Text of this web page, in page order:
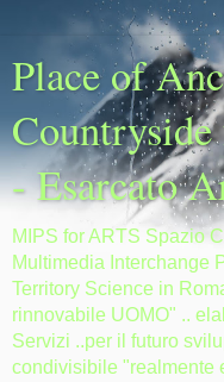
Place of
- Esarcato
MIPS for ARTS Spazio
Multimedia Interchange
Territory Science in
rinnovabile UOMO" ..
Servizi ..per il futuro
condivisibile "realmente